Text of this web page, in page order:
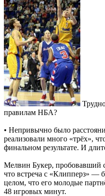
правилам НБА?
• Непривычно было
реализовали много «трёх»,
финальном результате. И
Мелвин Букер, пробовавший
что встреча с «Клипперз» —
целом, что его молодые
48 игровых минут.